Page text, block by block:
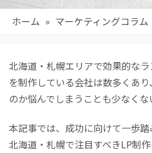
ホーム » マーケティングコラム
北海道・札幌エリアで効果的なラ
を制作している会社は数多くあ
のか悩んでしまうことも少なくな
本記事では、成功に向けて一歩踏
北海道・札幌で注目すべきLP制